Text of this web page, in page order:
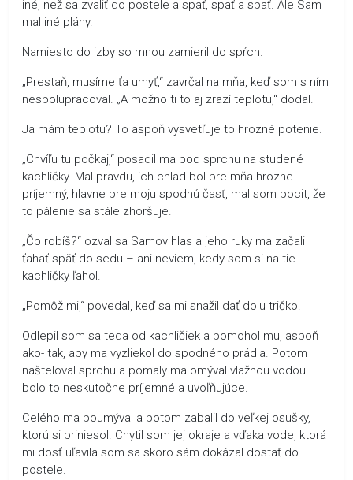
iné, než sa zvaliť do postele a spať, spať a spať. Ale Sam
mal iné plány.
Namiesto do izby so mnou zamieril do spŕch.
„Prestaň, musíme ťa umyť,“ zavrčal na mňa, keď som s ním
nespolupracoval. „A možno ti to aj zrazí teplotu,“ dodal.
Ja mám teplotu? To aspoň vysvetľuje to hrozné potenie.
„Chvíľu tu počkaj,“ posadil ma pod sprchu na studené
kachličky. Mal pravdu, ich chlad bol pre mňa hrozne
príjemný, hlavne pre moju spodnú časť, mal som pocit, že
to pálenie sa stále zhoršuje.
„Čo robíš?“ ozval sa Samov hlas a jeho ruky ma začali
ťahať späť do sedu – ani neviem, kedy som si na tie
kachličky ľahol.
„Pomôž mi,“ povedal, keď sa mi snažil dať dolu tričko.
Odlepil som sa teda od kachličiek a pomohol mu, aspoň
ako- tak, aby ma vyzliekol do spodného prádla. Potom
našteloval sprchu a pomaly ma omýval vlažnou vodou –
bolo to neskutočne príjemné a uvoľňujúce.
Celého ma poumýval a potom zabalil do veľkej osušky,
ktorú si priniesol. Chytil som jej okraje a vďaka vode, ktorá
mi dosť uľavila som sa skoro sám dokázal dostať do
postele.